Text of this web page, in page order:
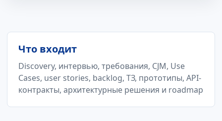
Что входит
Discovery, интервью, требования, CJM, Use
Cases, user stories, backlog, ТЗ, прототипы, API-
контракты, архитектурные решения и roadmap